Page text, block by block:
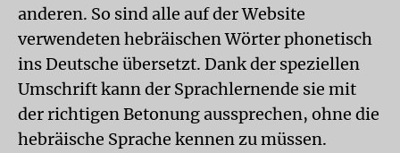
anderen. So sind alle auf der Website
verwendeten hebräischen Wörter phonetisch
ins Deutsche übersetzt. Dank der speziellen
Umschrift kann der Sprachlernende sie mit
der richtigen Betonung aussprechen, ohne die
hebräische Sprache kennen zu müssen.